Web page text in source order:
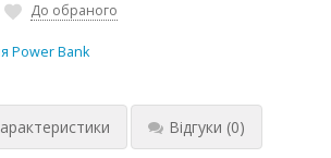
До обраного
Power Bank
Відгуки (0)